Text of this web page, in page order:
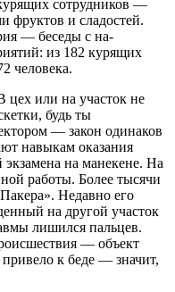
сотрудников —
фрук­тов и сладостей.
— беседы с на­
из 182 курящих
человека.
цех или на участок не
будь ты
— закон одинаков
навыкам оказания
на ма­некене. На
работы. Более тыся­чи
Недавно его
на дру­гой участок
лишился пальцев.
— объект
привело к беде — значит,